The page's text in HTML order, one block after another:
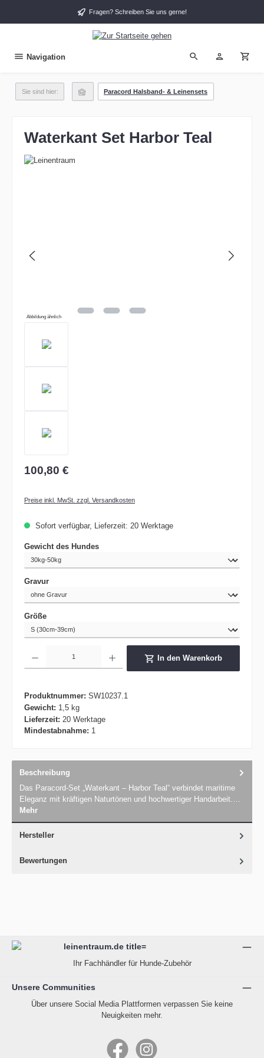
Fragen? Schreiben Sie uns gerne!
Navigation
Sie sind hier: Paracord Halsband- & Leinensets
Waterkant Set Harbor Teal
Abbildung ähnlich
100,80 €
Preise inkl. MwSt. zzgl. Versandkosten
Sofort verfügbar, Lieferzeit: 20 Werktage
Gewicht des Hundesauswählen
Gravurauswählen
Größeauswählen
In den Warenkorb
Produktnummer: SW10237.1
Gewicht: 1,5 kg
Lieferzeit: 20 Werktage
Mindestabnahme: 1
Beschreibung
Das Paracord-Set „Waterkant – Harbor Teal“ verbindet maritime
Eleganz mit kräftigen Naturtönen und hochwertiger Handarbeit.…
Mehr
Hersteller
Bewertungen
Ihr Fachhändler für Hunde-Zubehör
Unsere Communities
Über unsere Social Media Plattformen verpassen Sie keine
Neuigkeiten mehr.
FacebookInstagram